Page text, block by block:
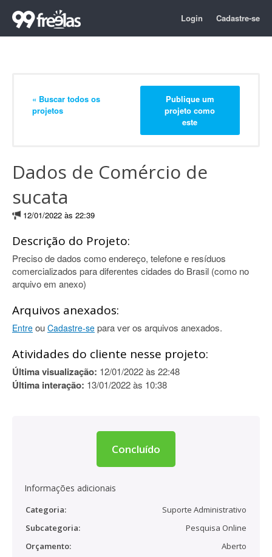
Login Cadastre-se
« Buscar todos os
projetos
Publique um
projeto como
este
Dados de Comércio de
sucata
12/01/2022 às 22:39
Descrição do Projeto:
Preciso de dados como endereço, telefone e resíduos
comercializados para diferentes cidades do Brasil (como no
arquivo em anexo)
Arquivos anexados:
Entre ou Cadastre-se para ver os arquivos anexados.
Atividades do cliente nesse projeto:
Última visualização: 12/01/2022 às 22:48
Última interação: 13/01/2022 às 10:38
Concluído
Informações adicionais
Categoria:
Suporte Administrativo
Subcategoria:
Pesquisa Online
Orçamento:
Aberto